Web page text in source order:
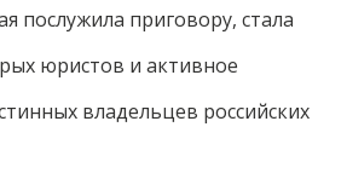
послужила приговору, стала
юристов и активное
владельцев российских